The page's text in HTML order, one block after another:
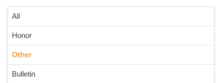
All
Honor
Other
Bulletin